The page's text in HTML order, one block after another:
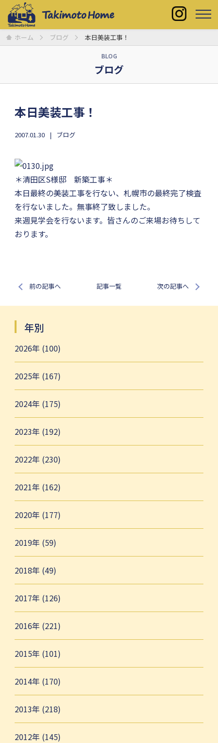
ホーム ブログ 本日美装工事！
BLOG
ブログ
本日美装工事！
2007.01.30 ブログ
＊清田区S様邸 新築工事＊
本日最終の美装工事を行ない、札幌市の最終完了検査
を行ないました。無事終了致しました。
来週見学会を行ないます。皆さんのご来場お待ちして
おります。
前の記事へ 記事一覧 次の記事へ
年別
2026年 (100)
2025年 (167)
2024年 (175)
2023年 (192)
2022年 (230)
2021年 (162)
2020年 (177)
2019年 (59)
2018年 (49)
2017年 (126)
2016年 (221)
2015年 (101)
2014年 (170)
2013年 (218)
2012年 (145)